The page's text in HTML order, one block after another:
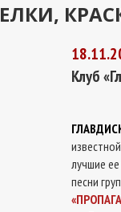
Клуб
лучшие
песни